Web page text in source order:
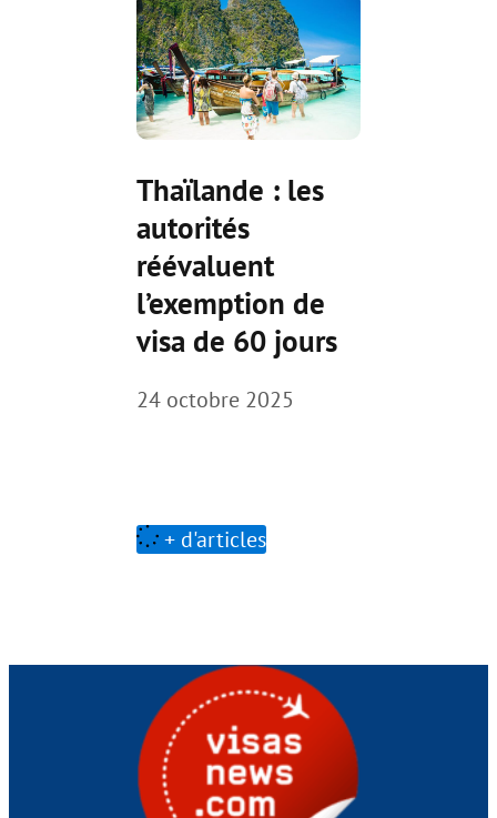
Thaïlande : les
autorités
réévaluent
l’exemption de
visa de 60 jours
24 octobre 2025
+ d'articles